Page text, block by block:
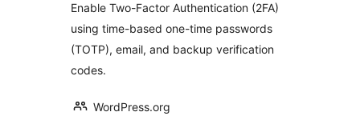
Enable Two-Factor Authentication (2FA)
using time-based one-time passwords
(TOTP), email, and backup verification
codes.
WordPress.org